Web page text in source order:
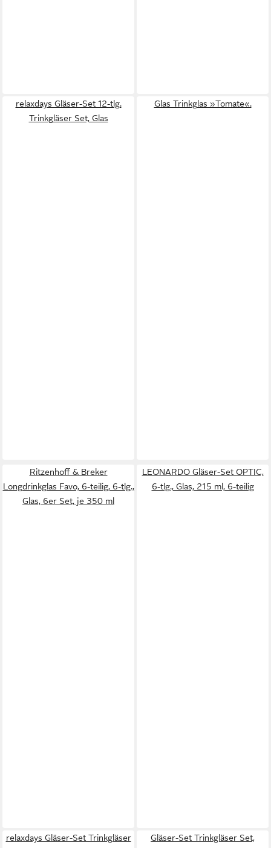
relaxdays Gläser-Set 12-tlg.
Trinkgläser Set, Glas
Glas Trinkglas »Tomate«.
Ritzenhoff & Breker
Longdrinkglas Favo, 6-teilig, 6-tlg.,
Glas, 6er Set, je 350 ml
LEONARDO Gläser-Set OPTIC,
6-tlg., Glas, 215 ml, 6-teilig
relaxdays Gläser-Set Trinkgläser
Gläser-Set Trinkgläser Set,